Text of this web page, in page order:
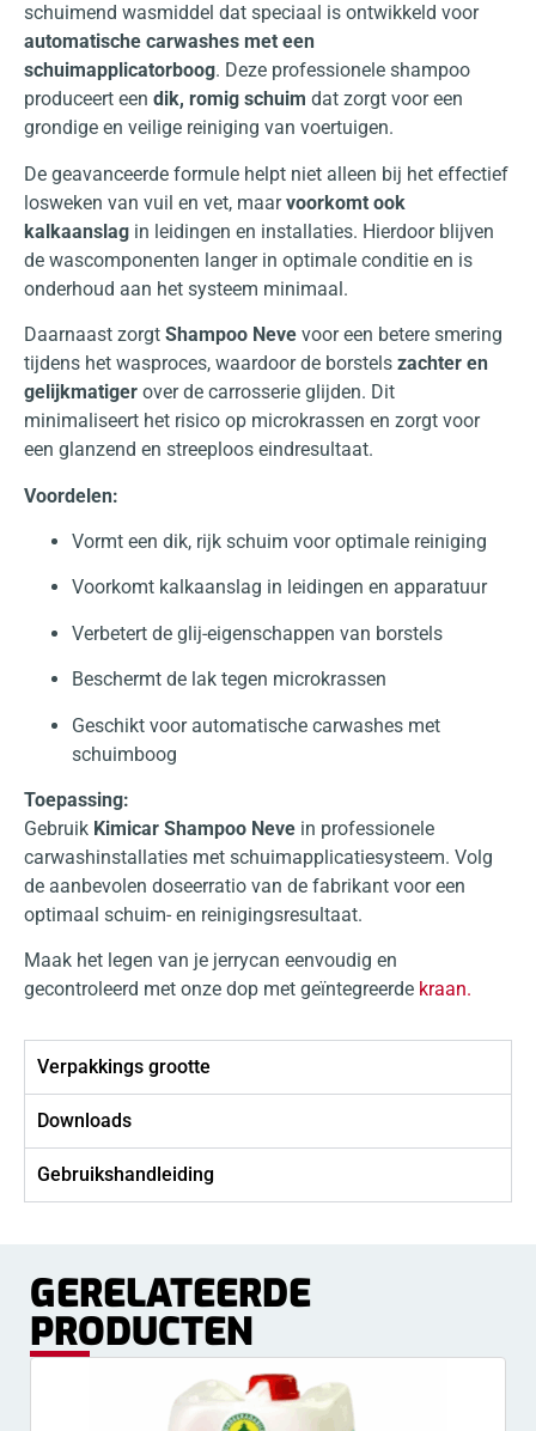
schuimend wasmiddel dat speciaal is ontwikkeld voor
automatische carwashes met een
schuimapplicatorboog. Deze professionele shampoo
produceert een dik, romig schuim dat zorgt voor een
grondige en veilige reiniging van voertuigen.
De geavanceerde formule helpt niet alleen bij het effectief
losweken van vuil en vet, maarvoorkomt ook
kalkaanslag in leidingen en installaties. Hierdoor blijven
de wascomponenten langer in optimale conditie en is
onderhoud aan het systeem minimaal.
Daarnaast zorgt Shampoo Neve voor een betere smering
tijdens het wasproces, waardoor de borstels zachter en
gelijkmatiger over de carrosserie glijden. Dit
minimaliseert het risico op microkrassen en zorgt voor
een glanzend en streeploos eindresultaat.
Voordelen:
Vormt een dik, rijk schuim voor optimale reiniging
Voorkomt kalkaanslag in leidingen en apparatuur
Verbetert de glij-eigenschappen van borstels
Beschermt de lak tegen microkrassen
Geschikt voor automatische carwashes met
schuimboog
Toepassing:
Gebruik Kimicar Shampoo Neve in professionele
carwashinstallaties met schuimapplicatiesysteem. Volg
de aanbevolen doseerratio van de fabrikant voor een
optimaal schuim- en reinigingsresultaat.
Maak het legen van je jerrycan eenvoudig en
gecontroleerd met onze dop met geïntegreerde kraan.
Verpakkings grootte
Downloads
Gebruikshandleiding
GERELATEERDE
PRODUCTEN